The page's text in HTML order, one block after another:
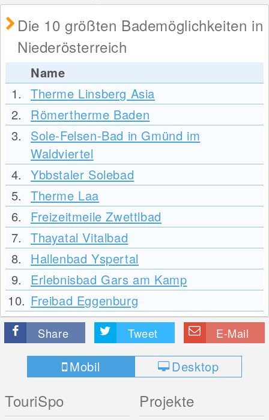
Die 10 größten Bademöglichkeiten in
Niederösterreich
Name
1. Therme Linsberg Asia
2.
Römertherme Baden
3.
Sole-Felsen-Bad in Gmünd im
Waldviertel
4. Ybbstaler Solebad
5. Therme Laa
6.
Freizeitmeile Zwettlbad
7. Thayatal Vitalbad
8.
Hallenbad Yspertal
9.
Erlebnisbad Gars am Kamp
10. Freibad Eggenburg
Share Tweet E-Mail
Mobil Desktop
TouriSpo Projekte